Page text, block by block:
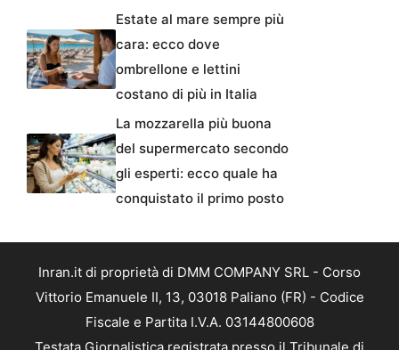
Estate al mare sempre più
cara: ecco dove
ombrellone e lettini
costano di più in Italia
La mozzarella più buona
del supermercato secondo
gli esperti: ecco quale ha
conquistato il primo posto
Inran.it di proprietà di DMM COMPANY SRL - Corso
Vittorio Emanuele II, 13, 03018 Paliano (FR) - Codice
Fiscale e Partita I.V.A. 03144800608